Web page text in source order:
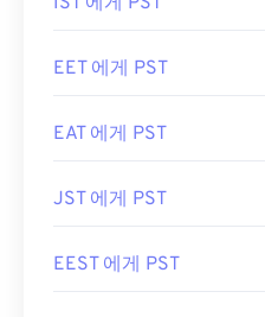
EET 에게 PST
EAT 에게 PST
JST 에게 PST
EEST 에게 PST